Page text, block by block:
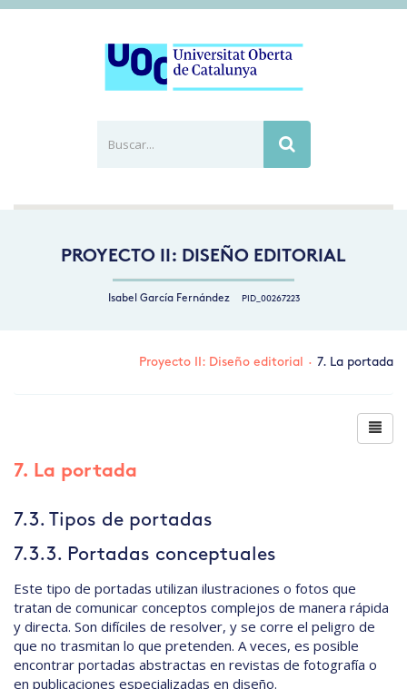
PROYECTO II: DISEÑO EDITORIAL
Isabel García Fernández PID_00267223
Proyecto II: Diseño editorial · 7. La portada
7. La portada
7.3. Tipos de portadas
7.3.3. Portadas conceptuales
Este tipo de portadas utilizan ilustraciones o fotos que
tratan de comunicar conceptos complejos de manera rápida
y directa. Son difíciles de resolver, y se corre el peligro de
que no trasmitan lo que pretenden. A veces, es posible
encontrar portadas abstractas en revistas de fotografía o
en publicaciones especializadas en diseño.